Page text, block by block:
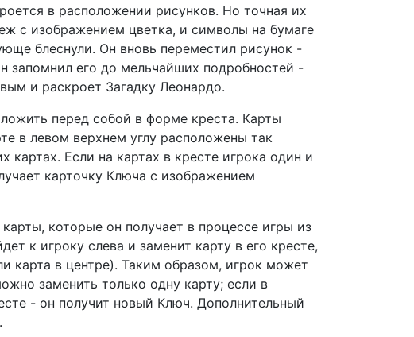
в расположении рисунков. Но точная их
с изображением цветка, и символы на бумаге
блеснули. Он вновь переместил рисунок -
запомнил его до мельчайших подробностей -
и раскроет Загадку Леонардо.
перед собой в форме креста. Карты
в левом верхнем углу расположены так
Если на картах в кресте игрока один и
карточку Ключа с изображением
которые он получает в процессе игры из
к игроку слева и заменит карту в его кресте,
карта в центре). Таким образом, игрок может
заменить только одну карту; если в
- он получит новый Ключ. Дополнительный